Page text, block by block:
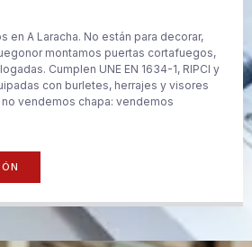
en A Laracha. No están para decorar,
montamos puertas cortafuegos,
Cumplen UNE EN 1634-1, RIPCI y
con burletes, herrajes y visores
no vendemos chapa: vendemos